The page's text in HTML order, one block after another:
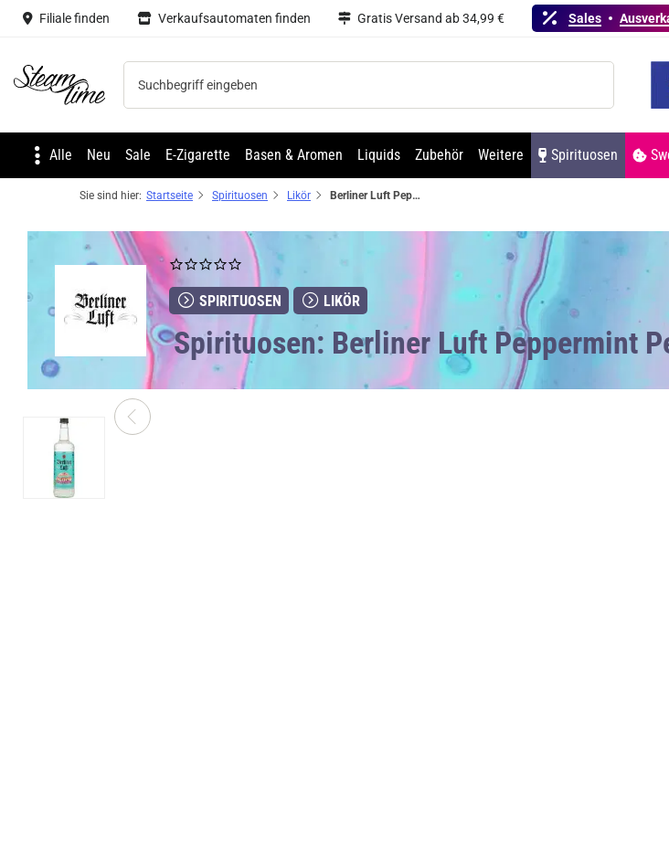
Filiale finden Verkaufsautomaten finden Gratis Versand ab 34,99 € Sales
Steam time
Alle Neu Sale E-Zigarette Basen & Aromen Liquids Zubehör Weitere Spirituosen
Sie sind hier: Startseite Spirituosen Likör Berliner Luft Peppermint Peach Likör 18% Vol. 700ml
SPIRITUOSEN LIKÖR
Spirituosen: Berliner Luft Peppermint